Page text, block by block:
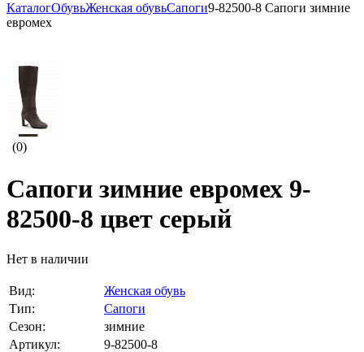
КаталогОбувьЖенская обувьСапоги9-82500-8 Сапоги зимние
евромех
(0)
Сапоги зимние евромех 9-
82500-8 цвет серый
Нет в наличии
Вид:
Женская обувь
Тип:
Сапоги
Сезон:
зимние
Артикул:
9-82500-8